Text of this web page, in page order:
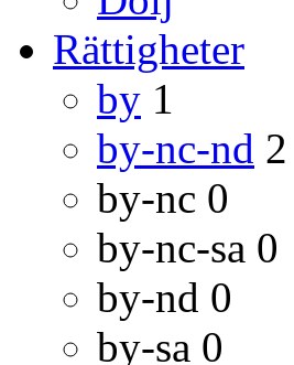
Rättigheter
by 1
by-nc-nd 2
by-nc 0
by-nc-sa 0
by-nd 0
by-sa 0